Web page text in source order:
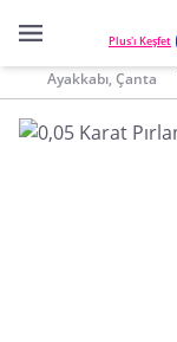
Plus'ı Keşfet
Ayakkabı, Çanta